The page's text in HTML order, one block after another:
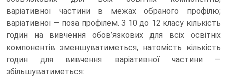
варіативної частини в межах обраного профілю;
варіативної — поза профілем. З 10 до 12 класу кількість
годин на вивчення обов’язкових для всіх освітніх
компонентів зменшуватиметься, натомість кількість
годин для вивчення варіативної частини —
збільшуватиметься: